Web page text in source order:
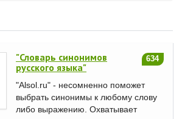
634
"Словарь синонимов
русского языка"
"Alsol.ru" - несомненно поможет
выбрать синонимы к любому слову
либо выражению. Охватывает